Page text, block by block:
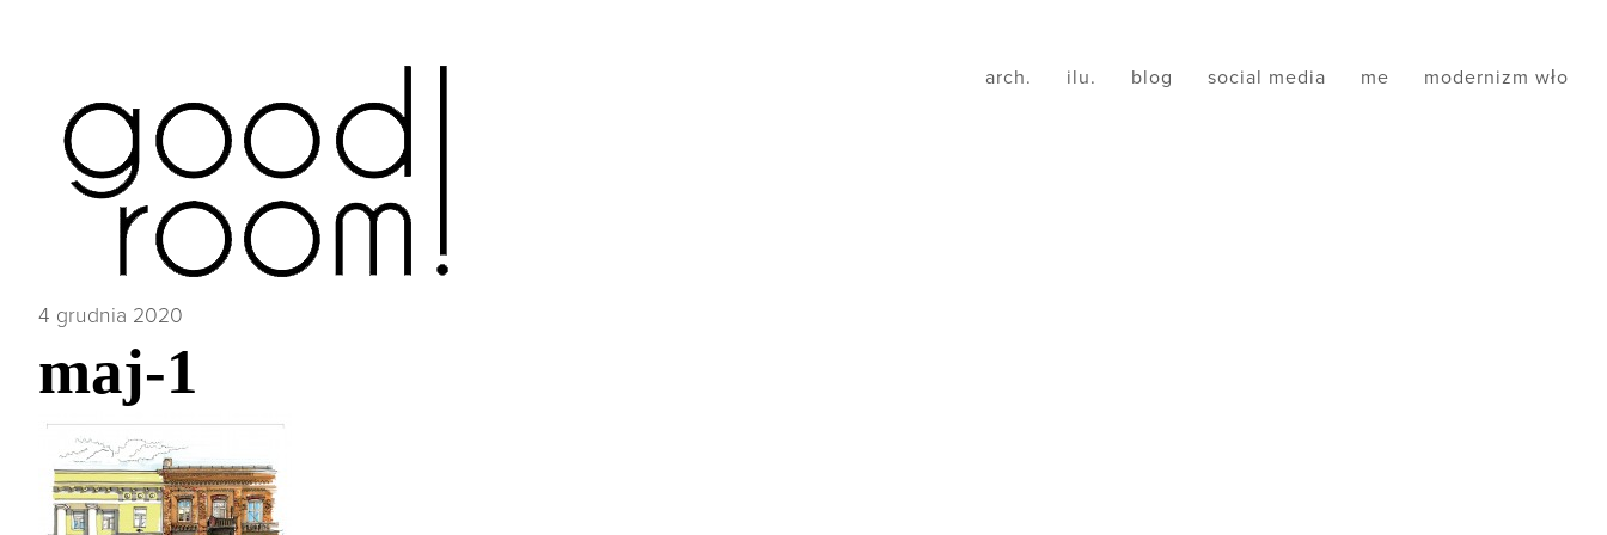
arch. ilu. blog social media me modernizm wło
4 grudnia 2020
maj-1